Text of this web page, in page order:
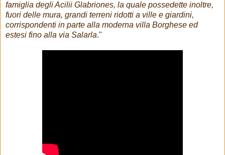
famiglia degli Acilii Glabriones, la quale possedette inoltre,
fuori delle mura, grandi terreni ridotti a ville e giardini,
corrispondenti in parte alla moderna villa Borghese ed
estesi fino alla via Salarla."